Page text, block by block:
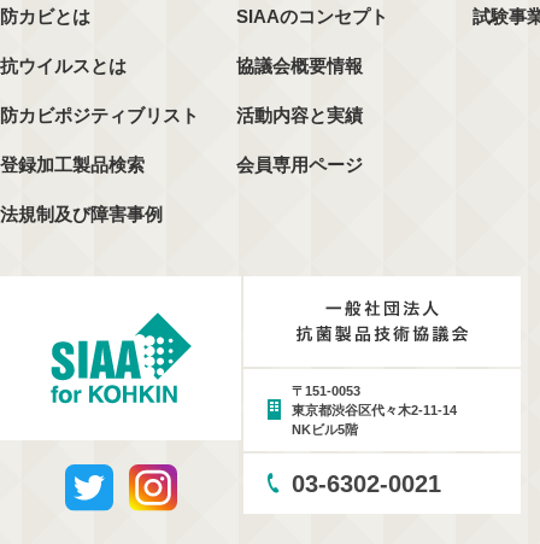
防カビとは
抗ウイルスとは
防カビポジティブリスト
登録加工製品検索
法規制及び障害事例
SIAAのコンセプト
協議会概要情報
活動内容と実績
会員専用ページ
試験事
〒151-0053
東京都渋谷区代々木2-11-14
NKビル5階
03-6302-0021